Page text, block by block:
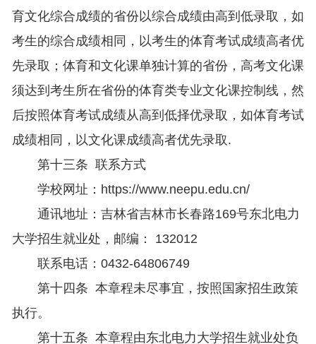
育文化综合成绩的省份以综合成绩由高到低录取，如
考生的综合成绩相同，以考生的体育考试成绩高者优
先录取；体育和文化课单独计算的省份，高考文化课
须达到考生所在省份的体育类专业文化课控制线，然
后按照体育考试成绩从高到低择优录取，如体育考试
成绩相同，以文化课成绩高者优先录取.
第十三条 联系方式
学校网址：https://www.neepu.edu.cn/
通讯地址：吉林省吉林市长春路169号东北电力
大学招生就业处，邮编： 132012
联系电话：0432-64806749
第十四条 本章程未尽事宜，按照国家招生政策
执行。
第十五条 本章程由东北电力大学招生就业处负